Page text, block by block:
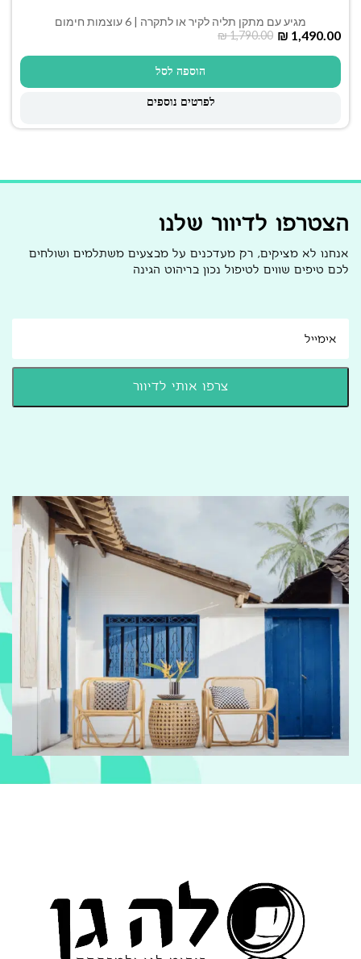
מגיע עם מתקן תליה לקיר או לתקרה | 6 עוצמות חימום
₪1,790.00 ₪ 1,490.00
הוספה לסל
לפרטים נוספים
הצטרפו לדיוור שלנו
אנחנו לא מציקים, רק מעדכנים על מבצעים משתלמים ושולחים
לכם טיפים שווים לטיפול נכון בריהוט הגינה